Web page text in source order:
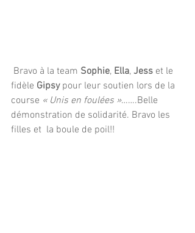
Bravo à la team Sophie, Ella, Jess et le
fidèle Gipsy pour leur soutien lors de la
course « Unis en foulées »…….Belle
démonstration de solidarité. Bravo les
filles et  la boule de poil!!